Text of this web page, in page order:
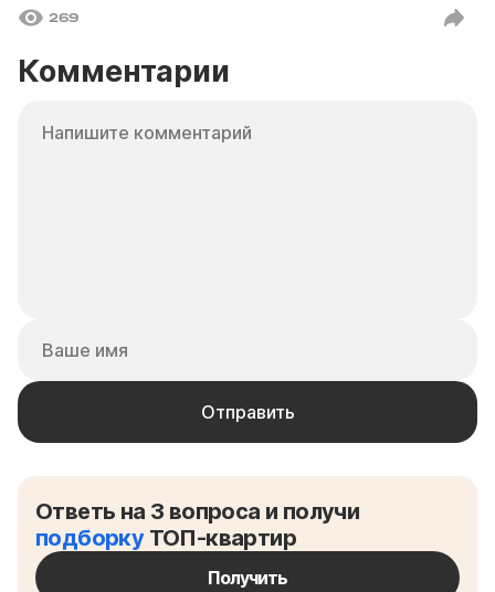
269
Комментарии
Ответь на 3 вопроса и получи
подборкуТОП-квартир
Получить